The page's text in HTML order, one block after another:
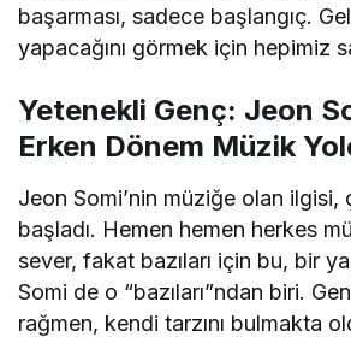
başarması, sadece başlangıç.
yapacağını görmek için hepimiz
Yetenekli Genç: Jeon
Erken Dönem Müzik
Jeon Somi’nin müziğe olan ilgisi,
başladı. Hemen hemen herkes
sever, fakat bazıları için bu, bir
Somi de o “bazıları”ndan biri.
rağmen, kendi tarzını bulmakta